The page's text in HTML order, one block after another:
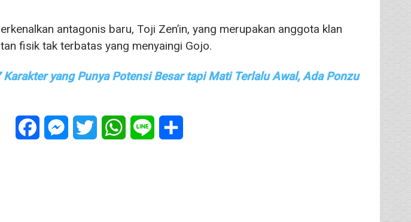
antagonis baru, Toji Zen’in, yang merupakan anggota klan
fisik tak terbatas yang menyaingi Gojo.
yang Punya Potensi Besar tapi Mati Terlalu Awal, Ada Ponzu
FacebookMessenger
Twitter WhatsApp
Line